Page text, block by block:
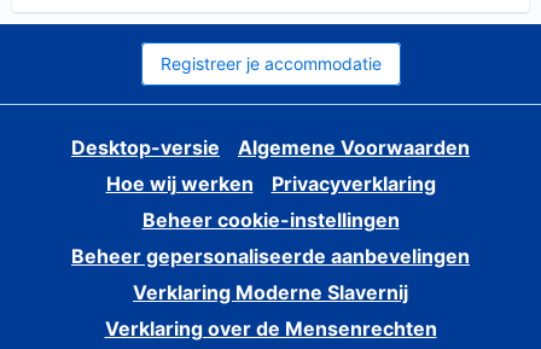
Registreer je accommodatie
Desktop-versie
Algemene Voorwaarden
Hoe wij werken
Privacyverklaring
Beheer cookie-instellingen
Beheer gepersonaliseerde aanbevelingen
Verklaring Moderne Slavernij
Verklaring over de Mensenrechten